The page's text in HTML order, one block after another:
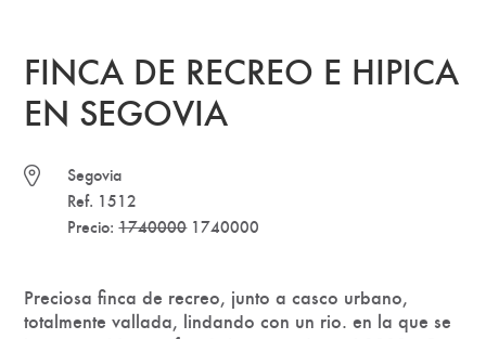
FINCA DE RECREO E HIPICA
EN SEGOVIA
Segovia
Ref. 1512
Precio:17400001740000
Preciosa finca de recreo, junto a casco urbano,
totalmente vallada, lindando con un rio. en la que se